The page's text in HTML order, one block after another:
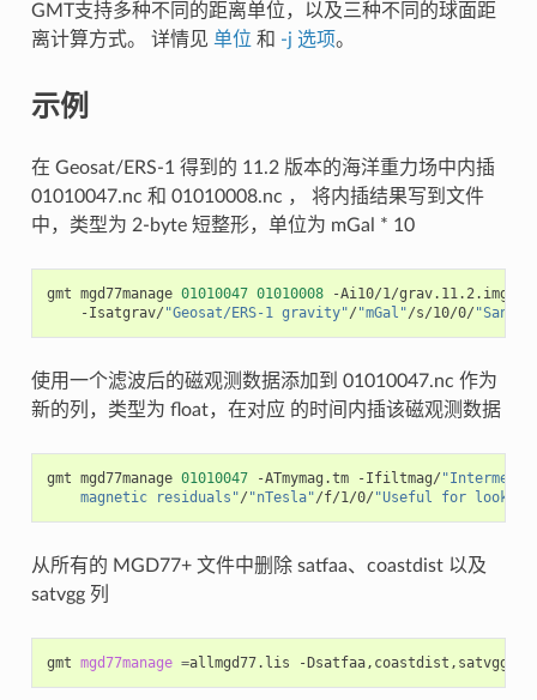
GMT支持多种不同的距离单位，以及三种不同的球面距
离计算方式。 详情见 单位 和 -j 选项。
示例
在 Geosat/ERS-1 得到的 11.2 版本的海洋重力场中内插
01010047.nc 和 01010008.nc ， 将内插结果写到文件
中，类型为 2-byte 短整形，单位为 mGal * 10
gmt mgd77manage 01010047 01010008 -Ai10/1/grav.11.2.img
-Isatgrav/ "Geosat/ERS-1 gravity"/ "mGal"/s/10/0/
使用一个滤波后的磁观测数据添加到 01010047.nc 作为
新的列，类型为 float，在对应 的时间内插该磁观测数据
gmt mgd77manage 01010047 -ATmymag.tm -Ifiltmag/
    magnetic residuals"
/ "nTesla"/f/1/0/ "Useful for
从所有的 MGD77+ 文件中删除 satfaa、coastdist 以及
satvgg 列
gmt mgd77manage =allmgd77.lis -Dsatfaa,coastdist,satvgg